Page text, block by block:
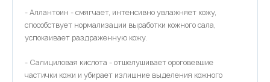
- Аллантоин - смягчает, интенсивно увлажняет кожу,
способствует нормализации выработки кожного сала,
успокаивает раздраженную кожу.
- Салициловая кислота - отшелушивает ороговевшие
частички кожи и убирает излишние выделения кожного